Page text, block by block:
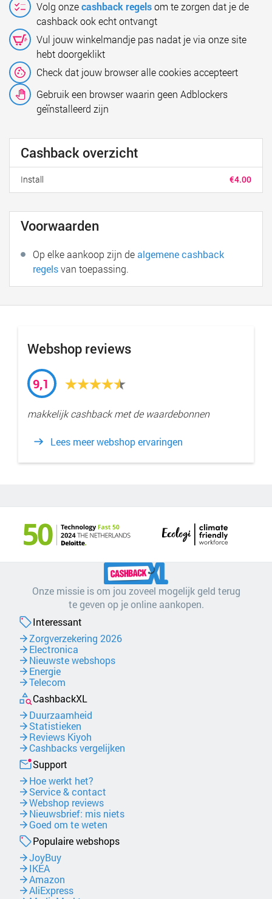
Volg onzecashback regelsom te zorgen dat je de
cashback ook echt ontvangt
Vul jouw winkelmandje pas nadat je via onze site
hebt doorgeklikt
Check dat jouw browser alle cookies accepteert
Gebruik een browser waarin geen Adblockers
geïnstalleerd zijn
Cashback overzicht
€4.00
Install
Voorwaarden
Op elke aankoop zijn dealgemene cashback
regelsvan toepassing.
Webshop reviews
9,1
makkelijk cashback met de waardebonnen
Lees meer webshop ervaringen
Onze missie is om jou zoveel mogelijk geld terug
te geven op je online aankopen.
Interessant
Zorgverzekering 2026
Electronica
Nieuwste webshops
Energie
Telecom
CashbackXL
Duurzaamheid
Statistieken
Reviews Kiyoh
Cashbacks vergelijken
Support
Hoe werkt het?
Service & contact
Webshop reviews
Nieuwsbrief: mis niets
Goed om te weten
Populaire webshops
JoyBuy
IKEA
Amazon
AliExpress